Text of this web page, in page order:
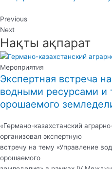
Previous
Next
Нақты ақпарат
Мероприятия
Экспертная встреча
водными ресурсами и
орошаемого
«Германо-казахстанский
организовал экспертную
встречу на тему «Управление
орошаемого